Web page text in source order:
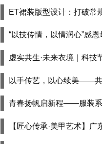
ET裙装版型设计：打破
“以技传情，以情润心”感
虚实共生·未来衣境｜科技
以手传艺，以心续美——
青春扬帆启新程——服装系
【匠心传承·美甲艺术】